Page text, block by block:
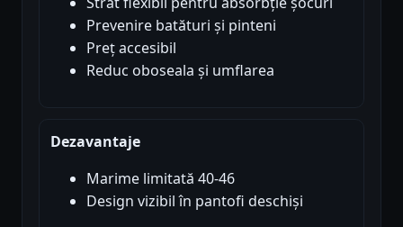
Prevenire batături și pinteni
Preț accesibil
Reduc oboseala și umflarea
Dezavantaje
Marime limitată 40-46
Design vizibil în pantofi deschiși